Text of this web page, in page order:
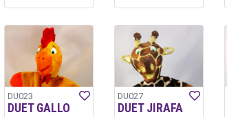
DU023
DUET GALLO
DU027
DUET JIRAFA